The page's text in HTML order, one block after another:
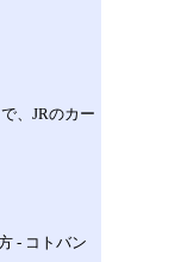
、JRのカー
- コトバン